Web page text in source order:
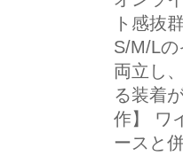
ト感抜
S/M/L
両立し
る装着
作】 ワ
ースと